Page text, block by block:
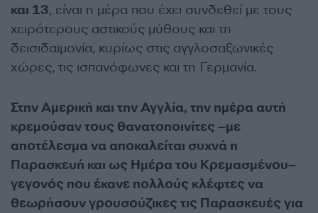
και 13, είναι η μέρα που έχει συνδεθεί με τους
χειρότερους αστικούς μύθους και τη
δεισιδαιμονία, κυρίως στις αγγλοσαξωνικές
χώρες, τις ισπανόφωνες και τη Γερμανία.
Στην Αμερική και την Αγγλία, την ημέρα αυτή
κρεμούσαν τους θανατοποινίτες –με
αποτέλεσμα να αποκαλείται συχνά η
Παρασκευή και ως Ημέρα του Κρεμασμένου–
γεγονός που έκανε πολλούς κλέφτες να
θεωρήσουν γρουσούζικες τις Παρασκευές για